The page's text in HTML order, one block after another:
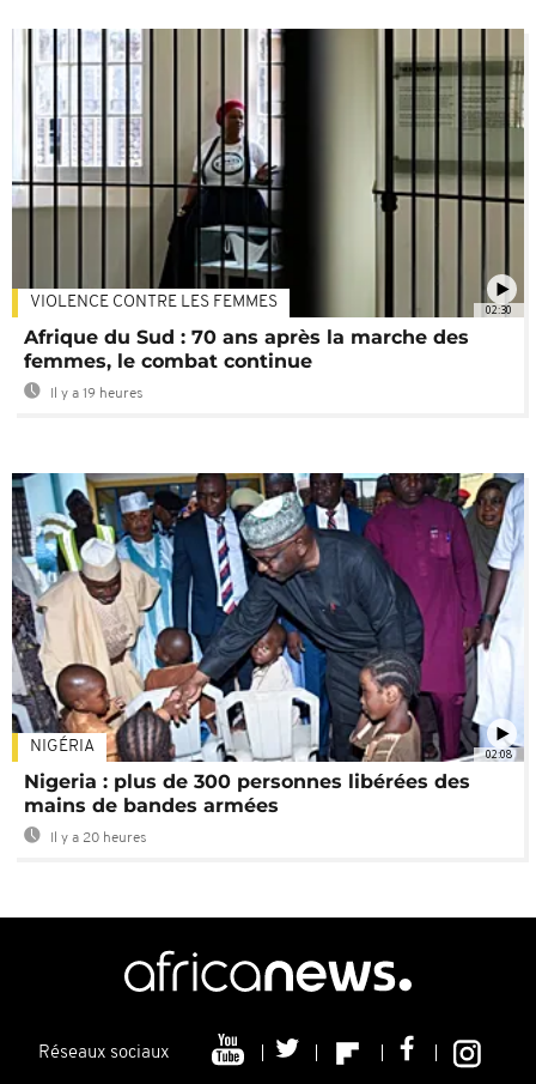
02:30
VIOLENCE CONTRE LES FEMMES
Afrique du Sud : 70 ans après la marche des
femmes, le combat continue
Il y a 19 heures
02:08
NIGÉRIA
Nigeria : plus de 300 personnes libérées des
mains de bandes armées
Il y a 20 heures
Réseaux sociaux